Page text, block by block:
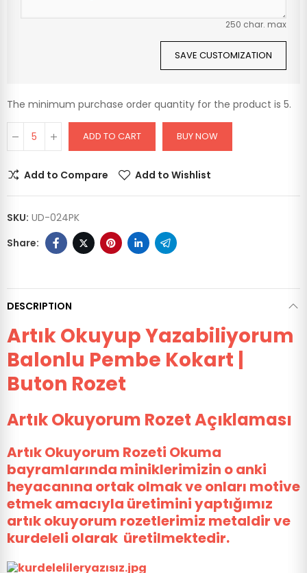
250 char. max
SAVE CUSTOMIZATION
The minimum purchase order quantity for the product is 5.
ADD TO CART BUY NOW
Add to Compare Add to Wishlist
SKU: UD-024PK
DESCRIPTION
Artık Okuyup Yazabiliyorum
Balonlu Pembe Kokart |
Buton Rozet
Artık Okuyorum Rozet Açıklaması
Artık Okuyorum Rozeti Okuma
bayramlarında miniklerimizin o anki
heyacanına ortak olmak ve onları motive
etmek amacıyla üretimini yaptığımız
artık okuyorum rozetlerimiz metaldir ve
kurdeleli olarak üretilmektedir.